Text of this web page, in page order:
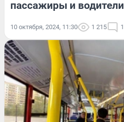
пассажиры и водители
10 октября, 2024, 11:30 1 215 1